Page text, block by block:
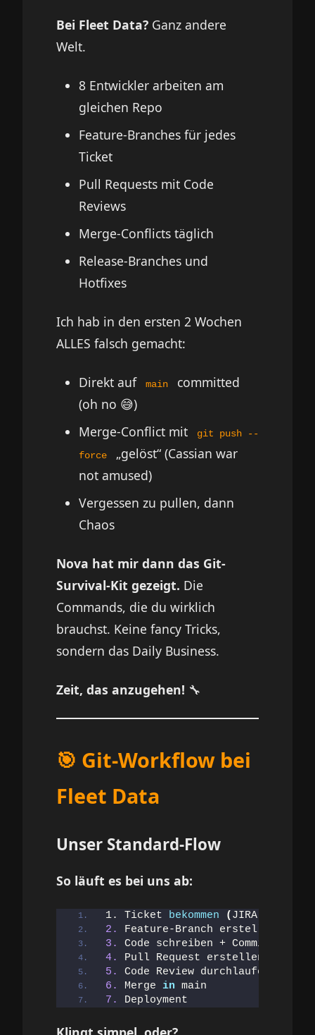
Bei Fleet Data? Ganz andere
Welt.
8 Entwickler arbeiten am
gleichen Repo
Feature-Branches für jedes
Ticket
Pull Requests mit Code
Reviews
Merge-Conflicts täglich
Release-Branches und
Hotfixes
Ich hab in den ersten 2 Wochen
ALLES falsch gemacht:
Direkt auf main
committed
(oh no 😅)
Merge-Conflict mit
git push --
force
„gelöst“ (Cassian war
not amused)
Vergessen zu pullen, dann
Chaos
Nova hat mir dann das Git-
Survival-Kit gezeigt. Die
Commands, die du wirklich
brauchst. Keine fancy Tricks,
sondern das Daily Business.
Zeit, das anzugehen! 🔧
🎯 Git-Workflow bei
Fleet Data
Unser Standard-Flow
So läuft es bei uns ab:
1. Ticket bekommen ( JIRA
2.
Feature-Branch erstellen
3.
Code schreiben + Committen
4.
Pull Request erstellen
5.
Code Review durchlaufen
6.
Merge in main
7.
Deployment